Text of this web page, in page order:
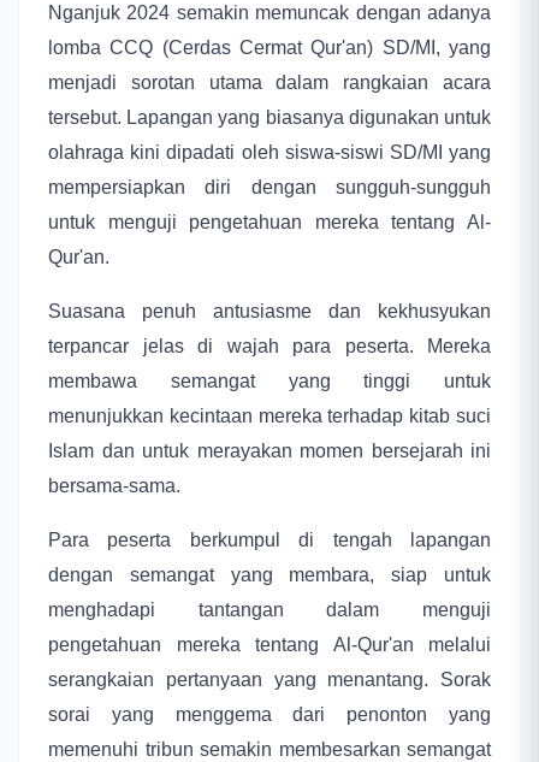
Nganjuk 2024 semakin memuncak dengan adanya
lomba CCQ (Cerdas Cermat Qur'an) SD/MI, yang
menjadi sorotan utama dalam rangkaian acara
tersebut. Lapangan yang biasanya digunakan untuk
olahraga kini dipadati oleh siswa-siswi SD/MI yang
mempersiapkan diri dengan sungguh-sungguh
untuk menguji pengetahuan mereka tentang Al-
Qur'an.
Suasana penuh antusiasme dan kekhusyukan
terpancar jelas di wajah para peserta. Mereka
membawa semangat yang tinggi untuk
menunjukkan kecintaan mereka terhadap kitab suci
Islam dan untuk merayakan momen bersejarah ini
bersama-sama.
Para peserta berkumpul di tengah lapangan
dengan semangat yang membara, siap untuk
menghadapi tantangan dalam menguji
pengetahuan mereka tentang Al-Qur'an melalui
serangkaian pertanyaan yang menantang. Sorak
sorai yang menggema dari penonton yang
memenuhi tribun semakin membesarkan semangat